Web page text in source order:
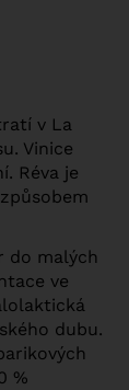
v La
Vinice
Réva je
do malých
ve
dubu.
%